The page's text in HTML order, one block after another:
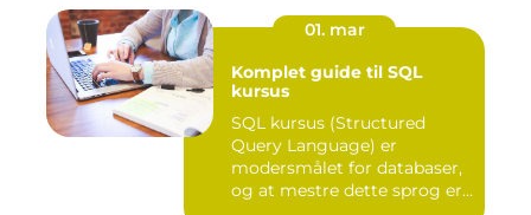
01. mar
Komplet guide til SQL
kursus
SQL kursus (Structured
Query Language) er
modersmålet for databaser,
og at mestre dette sprog er